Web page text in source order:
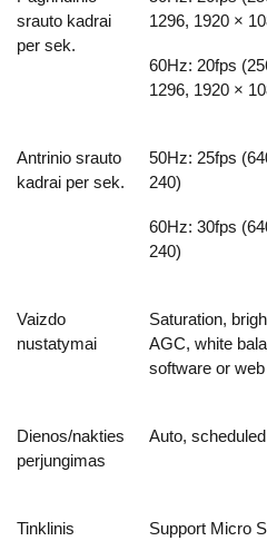
srauto kadrai
per sek.
1296, 1920 ×
60Hz: 20fps
1296, 1920 ×
Antrinio srauto
kadrai per sek.
50Hz: 25fps
240)
60Hz: 30fps
240)
Vaizdo
nustatymai
Saturation,
AGC, white
software or
Dienos/nakties
perjungimas
Auto, scheduled
Tinklinis
Support Micro